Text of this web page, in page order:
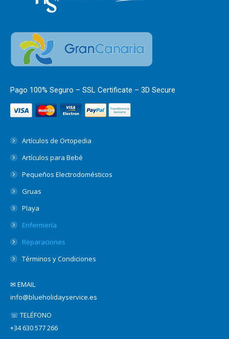
Pago 100% Seguro – SSL Certificate – 3D Secure
Artículos de Ortopedia
Artículos para Bebé
Pequeños Electrodomésticos
Gruas
Playa
Enfermería
Reparaciones
Términos y Condiciones
✉ EMAIL
info@blueholidayservice.es
☏ TELÉFONO
+34 630 577 266